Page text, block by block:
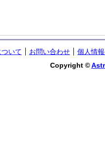
いて お問い合わせ
個人情
Copyright ©